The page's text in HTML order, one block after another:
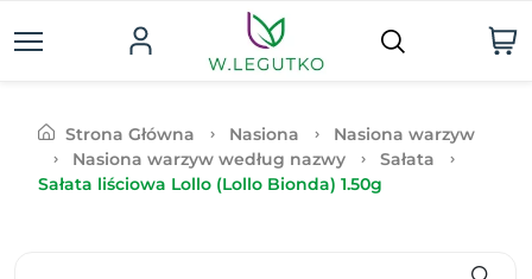
Strona Główna Nasiona
Nasiona warzyw
Nasiona warzyw według nazwy
Sałata
Sałata liściowa Lollo (Lollo Bionda) 1.50g